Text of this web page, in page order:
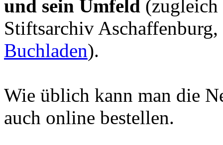
und sein Umfeld
Stiftsarchiv
Buchladen).
Wie üblich kann man die
auch online bestellen.